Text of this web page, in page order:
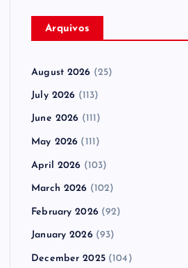
Arquivos
August 2026 (25)
July 2026 (113)
June 2026 (111)
May 2026 (111)
April 2026 (103)
March 2026 (102)
February 2026(92)
January 2026(93)
December 2025(104)